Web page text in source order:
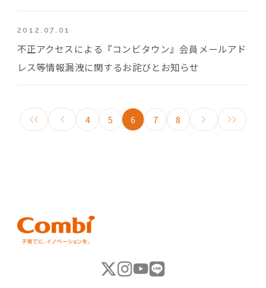
2012.07.01
不正アクセスによる『コンビタウン』会員メールアド
レス等情報漏洩に関するお詫びとお知らせ
4 5 6 7 8